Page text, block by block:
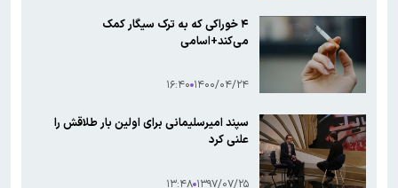
۴ خوراکی که به ترک سیگار کمک
می‌کند+اسامی
۱۴۰۰/۰۴/۲۴ ۱۶:۴۰
سپند امیرسلیمانی برای اولین بار طلاقش را
علنی کرد
۱۳۹۷/۰۷/۲۵ ۱۳:۴۸